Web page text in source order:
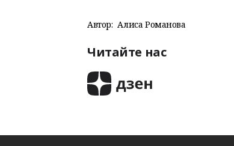
Автор: Алиса Романова
Читайте нас